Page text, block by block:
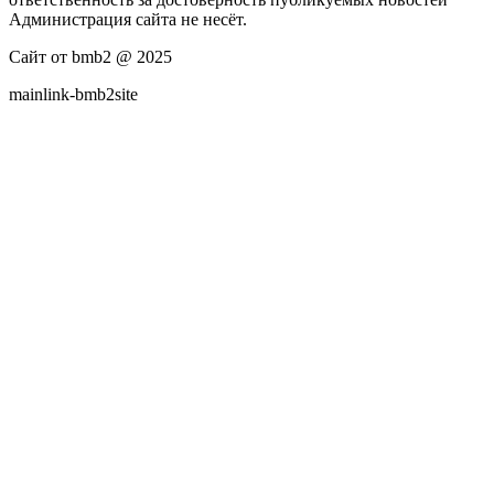
Администрация сайта не несёт.
Сайт от bmb2 @ 2025
mainlink-bmb2site